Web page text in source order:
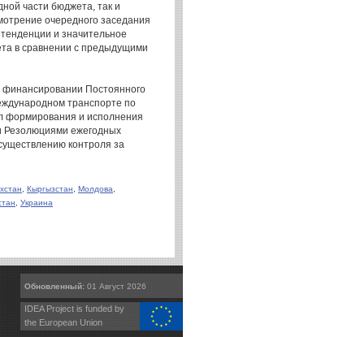
части бюджета, так и
очередного заседания
и значительное
в сравнении с предыдущими
финансировании Постоянного
транспорте по
формирования и исполнения
ежегодных
контроля за
Кыргызстан Молдова
Украина
Обновленный: 01 Август 2026
IDEA Project is funded by
the European Union